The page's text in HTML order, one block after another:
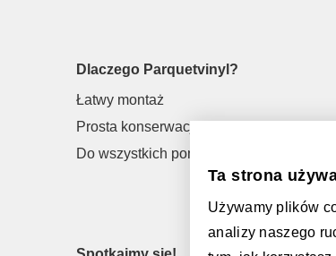
Dlaczego Parquetvinyl?
Łatwy montaż
Prosta konserwacja
Do wszystkich pomieszczeń
Ta strona
Używamy plików
analizy naszego